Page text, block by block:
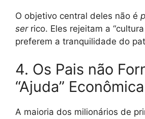
O objetivo central deles não é
serrico. Eles rejeitam a
preferem a tranquilidade do
4. Os Pais não
“Ajuda” Econômica
A maioria dos milionários de